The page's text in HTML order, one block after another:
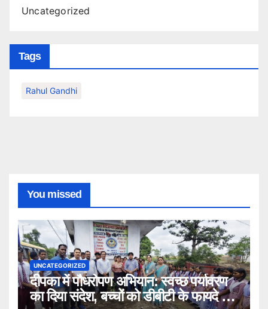
Uncategorized
Tags
Rahul Gandhi
You missed
UNCATEGORIZED
दीपका में पौधरोपण अभियान: स्वच्छ पर्यावरण
का दिया संदेश, बच्चों को डीबीटी के फायदे भी